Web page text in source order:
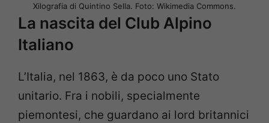
Xilografia di Quintino Sella. Foto: Wikimedia Commons.
La nascita del Club Alpino
Italiano
L’Italia, nel 1863, è da poco uno Stato
unitario. Fra i nobili, specialmente
piemontesi, che guardano ai lord britannici